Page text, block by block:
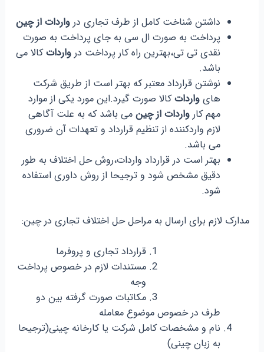
داشتن شناخت کامل از طرف تجاری درواردات از چین
پرداخت به صورت ال سی به جای پرداخت به صورت
نقدی تی تی،بهترین راه کار پرداخت دروارداتکالا می
باشد.
نوشتن قرارداد معتبر که بهتر است از طریق شرکت
هایوارداتکالا صورت گیرد.این مورد یکی از موارد
مهم کارواردات از چینمی باشد که به علت آگاهی
لازم واردکننده از تنظیم قرارداد و تعهدات آن ضروری
می باشد.
بهتر است در قرارداد واردات،روش حل اختلاف به طور
دقیق مشخص شود و ترجیحا از روش داوری استفاده
شود.
مدارک لازم برای ارسال به مراحل حل اختلاف تجاری در چین:
قرارداد تجاری و پروفرما
مستندات لازم در خصوص پرداخت
وجه
مکاتبات صورت گرفته بین دو
طرف در خصوص موضوع معامله
نام و مشخصات کامل شرکت یا کارخانه چینی(ترجیحا
به زبان چینی)